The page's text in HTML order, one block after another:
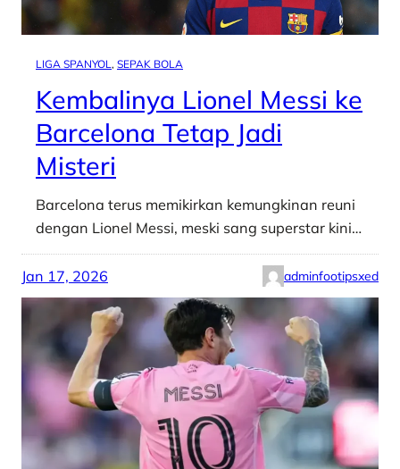
LIGA SPANYOL , SEPAK BOLA
Kembalinya Lionel Messi ke
Barcelona Tetap Jadi
Misteri
Barcelona terus memikirkan kemungkinan reuni
dengan Lionel Messi, meski sang superstar kini…
Jan 17, 2026 adminfootipsxed